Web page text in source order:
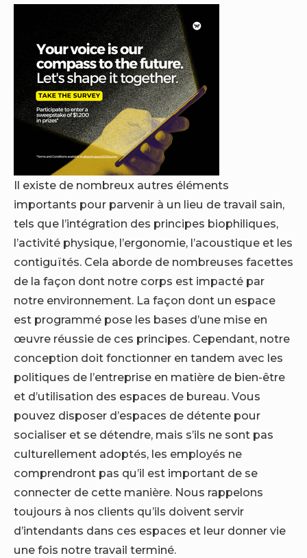
Il existe de nombreux autres éléments
importants pour parvenir à un lieu de travail sain,
tels que l’intégration des principes biophiliques,
l’activité physique, l’ergonomie, l’acoustique et les
contiguïtés. Cela aborde de nombreuses facettes
de la façon dont notre corps est impacté par
notre environnement. La façon dont un espace
est programmé pose les bases d’une mise en
œuvre réussie de ces principes. Cependant, notre
conception doit fonctionner en tandem avec les
politiques de l’entreprise en matière de bien-être
et d’utilisation des espaces de bureau. Vous
pouvez disposer d’espaces de détente pour
socialiser et se détendre, mais s’ils ne sont pas
culturellement adoptés, les employés ne
comprendront pas qu’il est important de se
connecter de cette manière. Nous rappelons
toujours à nos clients qu’ils doivent servir
d’intendants dans ces espaces et leur donner vie
une fois notre travail terminé.